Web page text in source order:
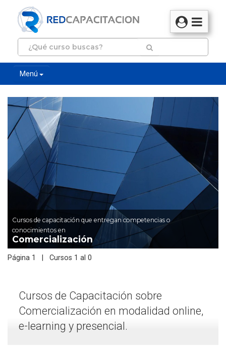
Menú
Cursos de capacitación que entregan competencias o
conocimientos en
Comercialización
Página 1 | Cursos 1 al 0
Cursos de Capacitación sobre
Comercialización en modalidad online,
e-learning y presencial.